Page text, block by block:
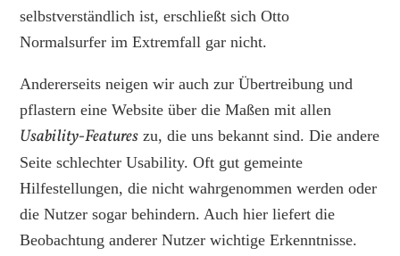
selbstverständlich ist, erschließt sich Otto
Normalsurfer im Extremfall gar nicht.
Andererseits neigen wir auch zur Übertreibung und
pflastern eine Website über die Maßen mit allen
Usability-Features zu, die uns bekannt sind. Die andere
Seite schlechter Usability. Oft gut gemeinte
Hilfestellungen, die nicht wahrgenommen werden oder
die Nutzer sogar behindern. Auch hier liefert die
Beobachtung anderer Nutzer wichtige Erkenntnisse.